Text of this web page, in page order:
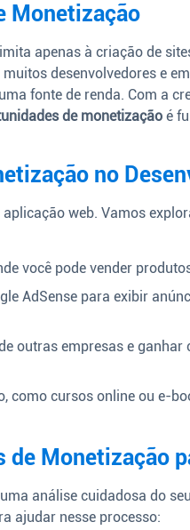
Monetização
apenas à criação de
desenvolvedores e
fonte de renda. Com a
de monetização é
no
web. Vamos
você pode vender
AdSense para exibir
outras empresas e ganhar
como cursos online ou e-
Monetização
análise cuidadosa do
ajudar nesse processo: